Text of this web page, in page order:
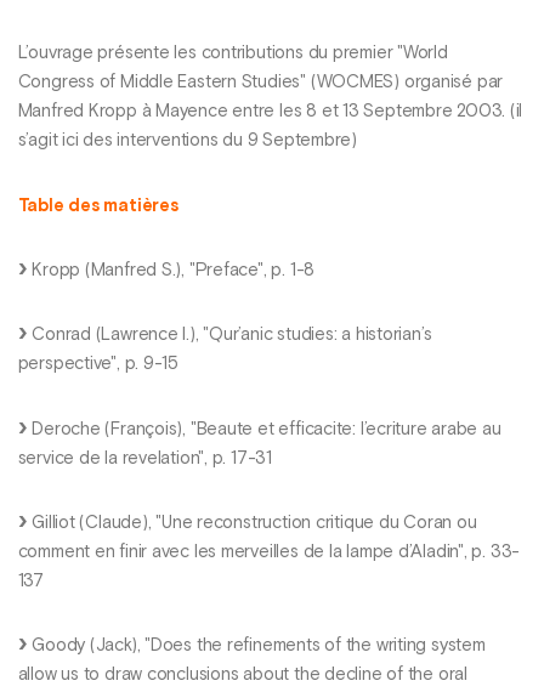
L’ouvrage présente les contributions du premier "World
Congress of Middle Eastern Studies" (WOCMES) organisé par
Manfred Kropp à Mayence entre les 8 et 13 Septembre 2003. (il
s’agit ici des interventions du 9 Septembre)
Table des matières
Kropp (Manfred S.), "Preface", p. 1-8
Conrad (Lawrence I.), "Qur’anic studies: a historian’s
perspective", p. 9-15
Deroche (François), "Beaute et efficacite: l’ecriture arabe au
service de la revelation", p. 17-31
Gilliot (Claude), "Une reconstruction critique du Coran ou
comment en finir avec les merveilles de la lampe d’Aladin", p. 33-
137
Goody (Jack), "Does the refinements of the writing system
allow us to draw conclusions about the decline of the oral